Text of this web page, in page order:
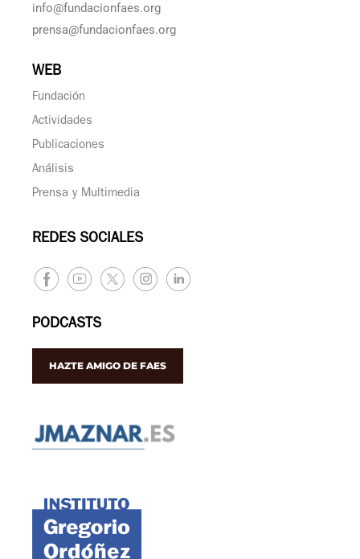
info@fundacionfaes.org
prensa@fundacionfaes.org
WEB
Fundación
Actividades
Publicaciones
Análisis
Prensa y Multimedia
REDES SOCIALES
PODCASTS
HAZTE AMIGO DE FAES